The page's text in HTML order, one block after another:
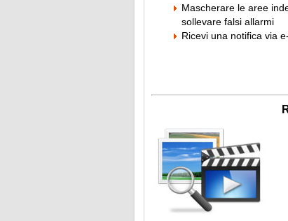
Mascherare le aree
sollevare falsi allarmi
Ricevi una notifica via